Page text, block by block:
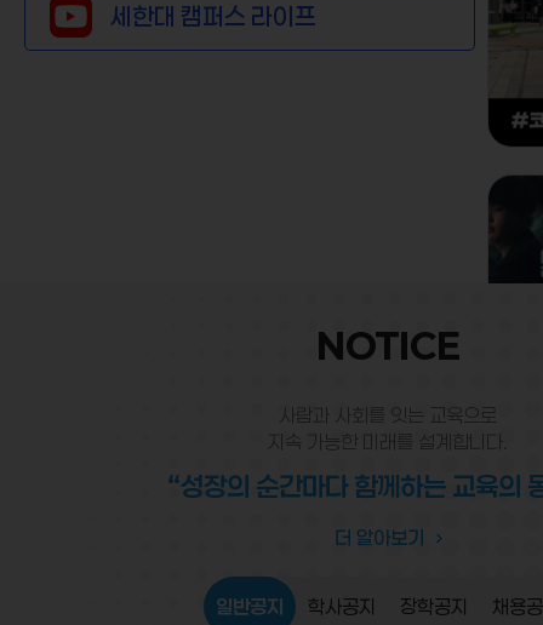
세한대 캠퍼스 라이프
NOTICE
사람과 사회를 잇는 교육으로
지속 가능한 미래를 설계합니다.
“성장의 순간마다 함께하는 교육의
일반공지
더 알아보기
학사공지 장학공지 채용